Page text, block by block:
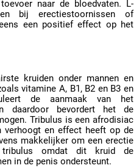
naar de bloedvaten. L-
bij erectiestoornissen of
een positief effect op het
kruiden onder mannen en
vitamine A, B1, B2 en B3 en
de aanmaak van het
daardoor bevordert het de
Tribulus is een afrodisiac
verhoogt en effect heeft op de
makkelijker om een erectie
omdat dit kruid de
in de penis ondersteunt.